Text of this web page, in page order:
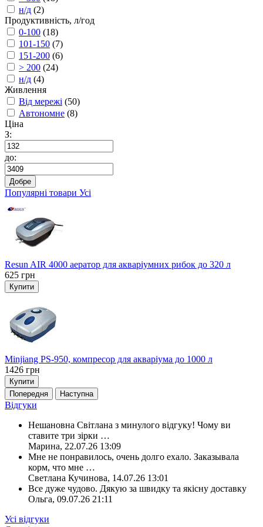
н/д (2)
Продуктивність, л/год
0-100 (18)
101-150 (7)
151-200 (6)
> 200 (24)
н/д (4)
Живлення
Від мережі (50)
Автономне (8)
Ціна
З:
до:
Добре
Популярні товари Усі
Resun AIR 4000 аератор для акваріумних рибок до 320 л
625 грн
Купити
Minjiang PS-950, компресор для акваріума до 1000 л
1426 грн
Купити
Попередня
Наступна
Відгуки
Нешановна Світлана з минулого відгуку! Чому ви
ставите три зірки …
Марина, 22.07.26 13:09
Мне не понравилось, очень долго ехало. Заказывала
корм, что мне …
Светлана Кучинова, 14.07.26 13:01
Все дуже чудово. Дякую за швидку та якісну доставку
Ольга, 09.07.26 21:11
Усі відгуки